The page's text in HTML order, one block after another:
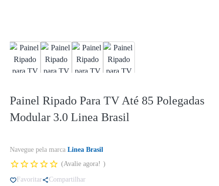
Painel Ripado Para TV Até 85 Polegadas
Modular 3.0 Linea Brasil
Navegue pela marca Linea Brasil
Avalie agora!
Favoritar Compartilhar